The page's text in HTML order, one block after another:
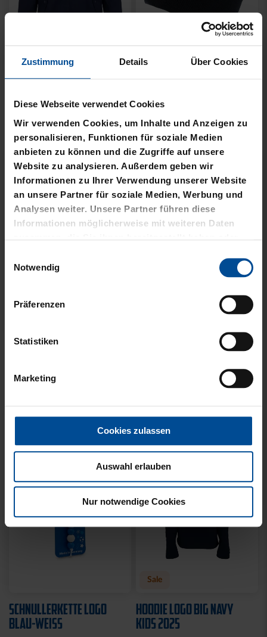
Zustimmung Details Über Cookies
Diese Webseite verwendet Cookies
Wir verwenden Cookies, um Inhalte und Anzeigen zu
personalisieren, Funktionen für soziale Medien
anbieten zu können und die Zugriffe auf unsere
Website zu analysieren. Außerdem geben wir
Informationen zu Ihrer Verwendung unserer Website
an unsere Partner für soziale Medien, Werbung und
Analysen weiter. Unsere Partner führen diese
Informationen möglicherweise mit weiteren Daten
gesammelt haben.
Notwendig
Präferenzen
Statistiken
Marketing
Cookies zulassen
Auswahl erlauben
Nur notwendige Cookies
Neu
SCHRIFTZUG NAVY
69,95 €
METALLIC NAVY
24,95 €
KUSCHELTUCH MIT
SCHNULLERKETTE LOGO
BLAU-WEISS
Sale
HOODIE LOGO BIG NAVY
KIDS 2025